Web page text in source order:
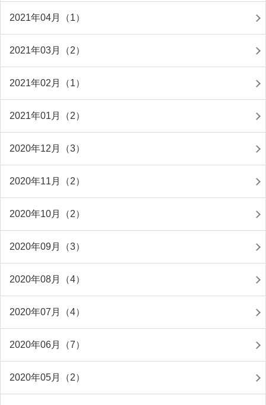
2021年04月（1）
2021年03月（2）
2021年02月（1）
2021年01月（2）
2020年12月（3）
2020年11月（2）
2020年10月（2）
2020年09月（3）
2020年08月（4）
2020年07月（4）
2020年06月（7）
2020年05月（2）